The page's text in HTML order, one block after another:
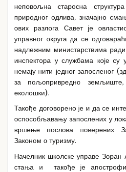
неповољна старосна
природног одлива, значајно
ових разлога Савет је
управног округа да се
надлежним министарствима
инспектора у службама које су
немају нити једног запосленог
за пољопривредно
еколошки).
Такође договорено је и да се
оспособљавању запослених у
вршење послова поверених
Законом о туризму.
Начелник школске управе Зоран
стања и такође је